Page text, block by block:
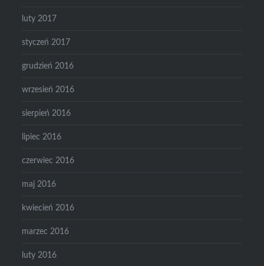
luty 2017
styczeń 2017
grudzień 2016
wrzesień 2016
sierpień 2016
lipiec 2016
czerwiec 2016
maj 2016
kwiecień 2016
marzec 2016
luty 2016